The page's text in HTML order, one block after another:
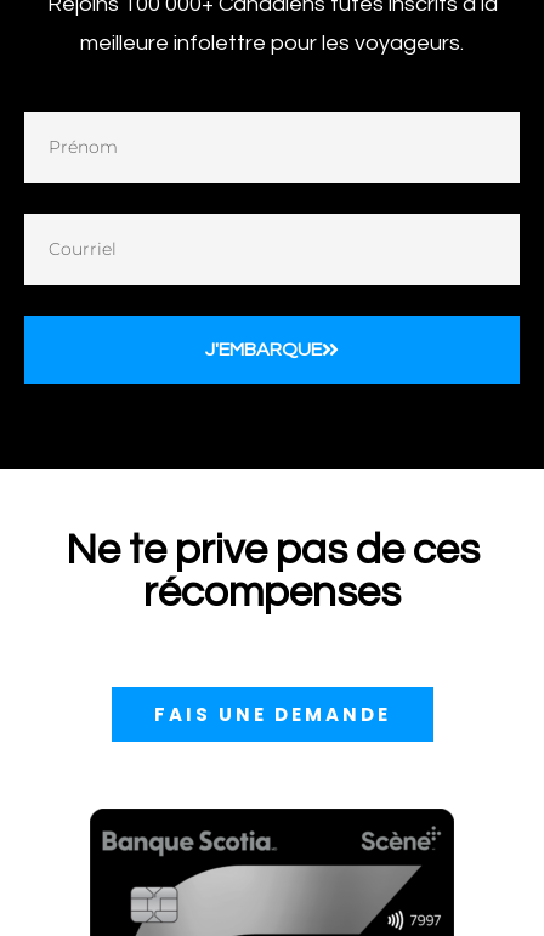
Rejoins 100 000+ Canadiens futés inscrits à la
meilleure infolettre pour les voyageurs.
J'EMBARQUE
Ne te prive pas de ces
récompenses
FAIS UNE DEMANDE